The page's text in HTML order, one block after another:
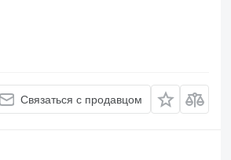
Связаться с продавцом